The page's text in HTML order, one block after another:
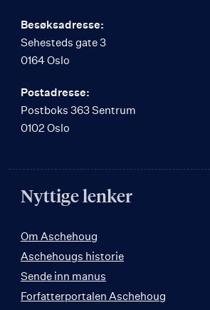
Besøksadresse:
Sehesteds gate 3
0164 Oslo
Postadresse:
Postboks 363 Sentrum
0102 Oslo
Nyttige lenker
Om Aschehoug
Aschehougs historie
Sende inn manus
Forfatterportalen Aschehoug